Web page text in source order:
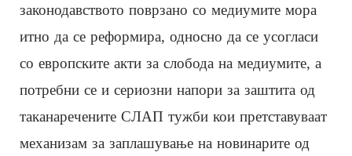
законодавството поврзано со медиумите мора
итно да се реформира, односно да се усогласи
со европските акти за слобода на медиумите, а
потребни се и сериозни напори за заштита од
таканаречените СЛАП тужби кои претставуваат
механизам за заплашување на новинарите од